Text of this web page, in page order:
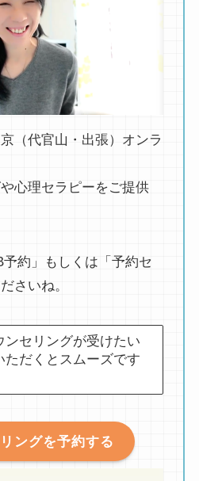
（代官山・出張）オンラ
心理セラピーをご提供
約」もしくは「予約セ
さいね。
ンセリングが受けたい
ただくとスムーズです
ングを予約する